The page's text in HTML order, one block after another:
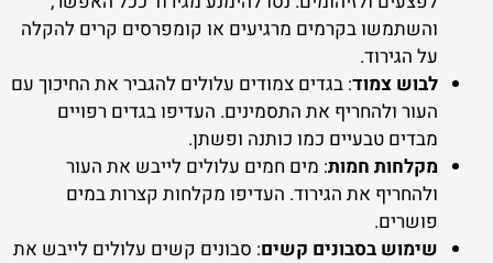
והשתמשו בקרמים מרגיעים או קומפרסים קרים להקלה
על הגירוד.
לבוש צמוד: בגדים צמודים עלולים להגביר את החיכוך עם
העור ולהחריף את התסמינים. העדיפו בגדים רפויים
מבדים טבעיים כמו כותנה ופשתן.
מקלחות חמות: מים חמים עלולים לייבש את העור
ולהחריף את הגירוד. העדיפו מקלחות קצרות במים
פושרים.
שימוש בסבונים קשים: סבונים קשים עלולים לייבש את